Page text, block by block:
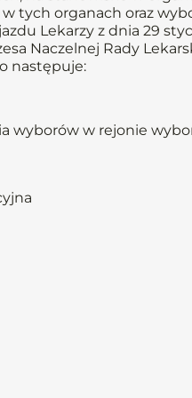
tych organach oraz
Lekarzy z dnia 29
Naczelnej Rady
następuje:
wyborów w rejonie